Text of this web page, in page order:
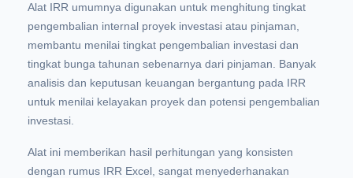
Alat IRR umumnya digunakan untuk menghitung tingkat
pengembalian internal proyek investasi atau pinjaman,
membantu menilai tingkat pengembalian investasi dan
tingkat bunga tahunan sebenarnya dari pinjaman. Banyak
analisis dan keputusan keuangan bergantung pada IRR
untuk menilai kelayakan proyek dan potensi pengembalian
investasi.
Alat ini memberikan hasil perhitungan yang konsisten
dengan rumus IRR Excel, sangat menyederhanakan